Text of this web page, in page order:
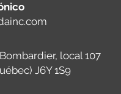
local 107
J6Y 1S9